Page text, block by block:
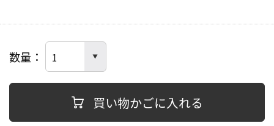
数量
買い物かごに入れる